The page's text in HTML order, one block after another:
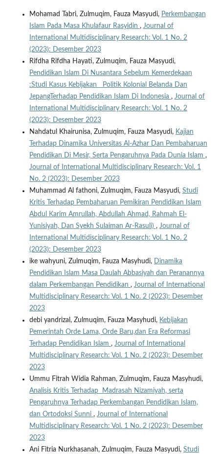
Mohamad Tabri, Zulmuqim, Fauza Masyudi, Perkembangan
Islam Pada Masa Khulafaur Rasyidin , Journal of
International Multidisciplinary Research: Vol. 1 No. 2
(2023): Desember 2023
Rifdha Rifdha Hayati, Zulmuqim, Fauza Masyudi,
Pendidikan Islam Di Nusantara Sebelum Kemerdekaan
:Studi Kasus Kebijakan Politik Kolonial Belanda Dan
JepangTerhadap Pendidikan Islam Di Indonesia , Journal of
International Multidisciplinary Research: Vol. 1 No. 2
(2023): Desember 2023
Nahdatul Khairunisa, Zulmuqim, Fauza Masyudi, Kajian
Terhadap Dinamika Universitas Al-Azhar Dan Pembaharuan
Pendidikan Di Mesir, Serta Pengaruhnya Pada Dunia Islam ,
Journal of International Multidisciplinary Research: Vol. 1
No. 2 (2023): Desember 2023
Muhammad Al fathoni, Zulmuqim, Fauza Masyudi, Studi
Kritis Terhadap Pembaharuan Pemikiran Pendidikan Islam
Abdul Karim Amrullah, Abdullah Ahmad, Rahmah El-
Yunisiyah, Dan Syekh Sulaiman Ar-Rasuli) , Journal of
International Multidisciplinary Research: Vol. 1 No. 2
(2023): Desember 2023
ike wahyuni, Zulmuqim, Fauza Masyhudi, Dinamika
Pendidikan Islam Masa Daulah Abbasiyah dan Peranannya
dalam Perkembangan Pendidikan , Journal of International
Multidisciplinary Research: Vol. 1 No. 2 (2023): Desember
2023
debi yandrizal, Zulmuqim, Fauza Masyhudi, Kebijakan
Pemerintah Orde Lama, Orde Baru,dan Era Reformasi
Terhadap Pendidikan Islam , Journal of International
Multidisciplinary Research: Vol. 1 No. 2 (2023): Desember
2023
Ummu Fitrah Widia Rahman, Zulmuqim, Fauza Masyhudi,
Analisis Kritis Terhadap Madrasah Nizamiyah, serta
Pengaruhnya Terhadap Perkembangan Pendidikan Islam,
dan Ortodoksi Sunni , Journal of International
Multidisciplinary Research: Vol. 1 No. 2 (2023): Desember
2023
Ani Fitria Nurkhasanah, Zulmuqim, Fauza Masyudi, Studi